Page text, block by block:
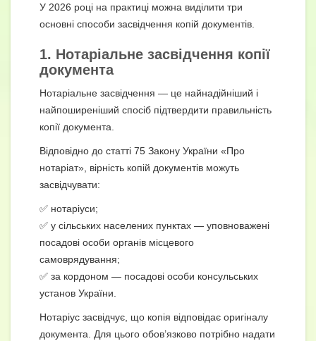
У 2026 році на практиці можна виділити три
основні способи засвідчення копій документів.
1. Нотаріальне засвідчення копії
документа
Нотаріальне засвідчення — це найнадійніший і
найпоширеніший спосіб підтвердити правильність
копії документа.
Відповідно до статті 75 Закону України «Про
нотаріат», вірність копій документів можуть
засвідчувати:
✅ нотаріуси;
✅ у сільських населених пунктах — уповноважені
посадові особи органів місцевого
самоврядування;
✅ за кордоном — посадові особи консульських
установ України.
Нотаріус засвідчує, що копія відповідає оригіналу
документа. Для цього обов’язково потрібно надати